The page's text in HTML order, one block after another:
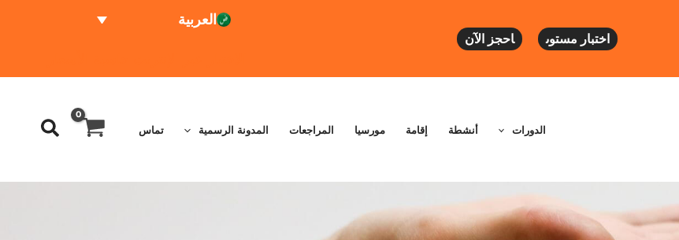
اختبار مستوى احجز الآن
العربية
الدورات أنشطة إقامة مورسيا المراجعات المدونة الرسمية تماس